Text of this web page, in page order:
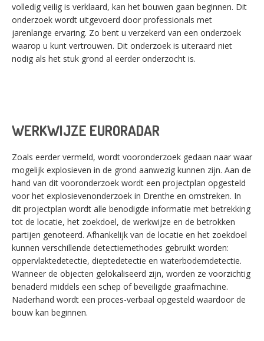
volledig veilig is verklaard, kan het bouwen gaan beginnen. Dit
onderzoek wordt uitgevoerd door professionals met
jarenlange ervaring. Zo bent u verzekerd van een onderzoek
waarop u kunt vertrouwen. Dit onderzoek is uiteraard niet
nodig als het stuk grond al eerder onderzocht is.
WERKWIJZE EURORADAR
Zoals eerder vermeld, wordt vooronderzoek gedaan naar waar
mogelijk explosieven in de grond aanwezig kunnen zijn. Aan de
hand van dit vooronderzoek wordt een projectplan opgesteld
voor het explosievenonderzoek in Drenthe en omstreken. In
dit projectplan wordt alle benodigde informatie met betrekking
tot de locatie, het zoekdoel, de werkwijze en de betrokken
partijen genoteerd. Afhankelijk van de locatie en het zoekdoel
kunnen verschillende detectiemethodes gebruikt worden:
oppervlaktedetectie, dieptedetectie en waterbodemdetectie.
Wanneer de objecten gelokaliseerd zijn, worden ze voorzichtig
benaderd middels een schep of beveiligde graafmachine.
Naderhand wordt een proces-verbaal opgesteld waardoor de
bouw kan beginnen.